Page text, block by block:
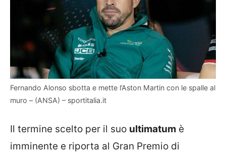
Fernando Alonso sbotta e mette l’Aston Martin con le spalle al
muro – (ANSA) – sportitalia.it
Il termine scelto per il suo ultimatum è
imminente e riporta al Gran Premio di